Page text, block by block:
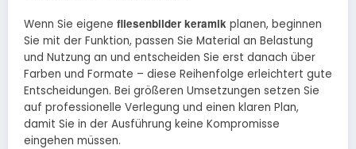
Wenn Sie eigene fliesenbilder keramik planen, beginnen
Sie mit der Funktion, passen Sie Material an Belastung
und Nutzung an und entscheiden Sie erst danach über
Farben und Formate – diese Reihenfolge erleichtert gute
Entscheidungen. Bei größeren Umsetzungen setzen Sie
auf professionelle Verlegung und einen klaren Plan,
damit Sie in der Ausführung keine Kompromisse
eingehen müssen.